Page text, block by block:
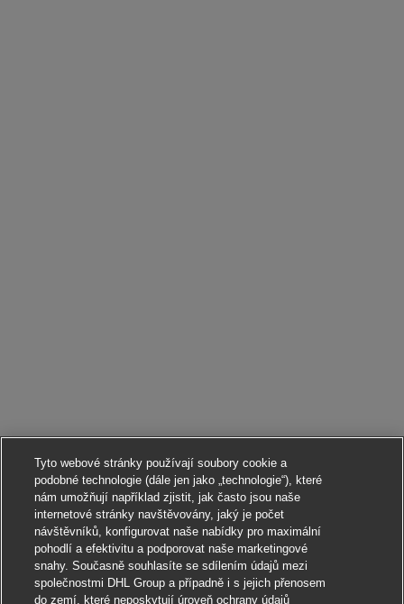
Tyto webové stránky používají soubory cookie a
podobné technologie (dále jen jako „technologie“), které
nám umožňují například zjistit, jak často jsou naše
internetové stránky navštěvovány, jaký je počet
návštěvníků, konfigurovat naše nabídky pro maximální
pohodlí a efektivitu a podporovat naše marketingové
snahy. Současně souhlasíte se sdílením údajů mezi
společnostmi DHL Group a případně i s jejich přenosem
do zemí, které neposkytují úroveň ochrany údajů